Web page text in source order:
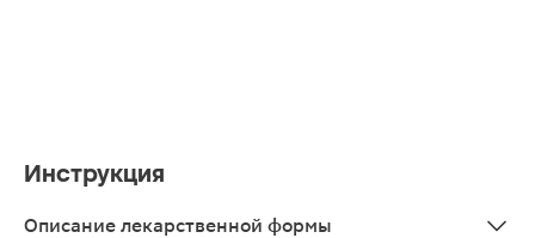
Инструкция
Описание лекарственной формы